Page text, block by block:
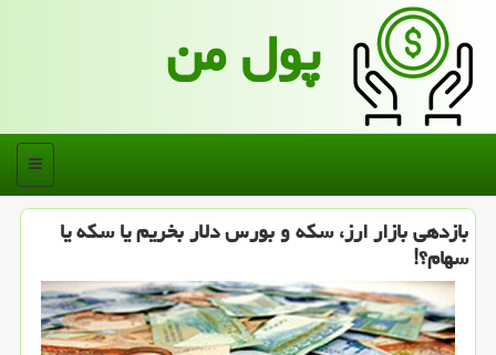
پول من
منو
بازدهی بازار ارز، سكه و بورس دلار بخریم یا سكه یا
سهام؟!